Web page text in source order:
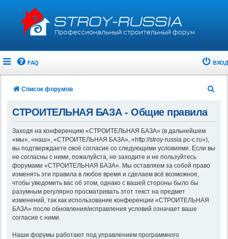
FAQ ВХОД
Список форумов
СТРОИТЕЛЬНАЯ БАЗА - Общие правила
Заходя на конференцию «СТРОИТЕЛЬНАЯ БАЗА» (в дальнейшем
«мы», «наш», «СТРОИТЕЛЬНАЯ БАЗА», «http://stroy-russia.pc-c.ru»),
вы подтверждаете своё согласие со следующими условиями. Если вы
не согласны с ними, пожалуйста, не заходите и не пользуйтесь
форумами «СТРОИТЕЛЬНАЯ БАЗА». Мы оставляем за собой право
изменять эти правила в любое время и сделаем всё возможное,
чтобы уведомить вас об этом, однако с вашей стороны было бы
разумным регулярно просматривать этот текст на предмет
изменений, так как использование конференции «СТРОИТЕЛЬНАЯ
БАЗА» после обновления/исправления условий означает ваше
согласие с ними.
Наши форумы работают под управлением программного